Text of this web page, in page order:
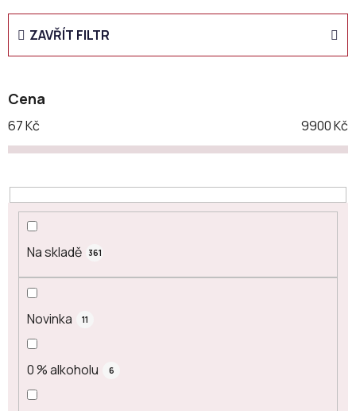
n
r
o
d
k
t
ZAVŘÍT FILTR
Cena
67Kč 9900Kč
Na skladě 361
Novinka 11
0 % alkoholu 6